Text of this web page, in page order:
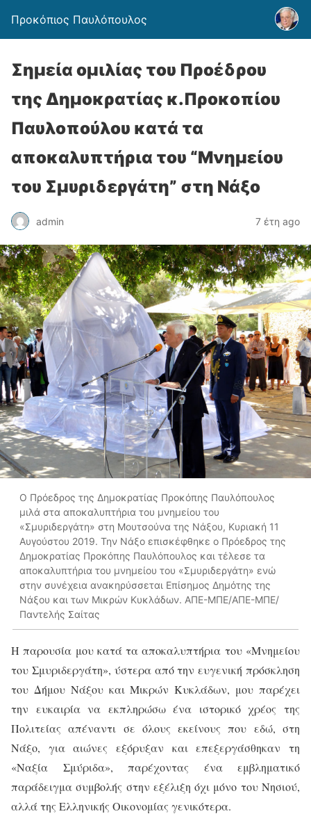
Προκόπιος Παυλόπουλος
Σημεία ομιλίας του Προέδρου
της Δημοκρατίας κ.Προκοπίου
Παυλοπούλου κατά τα
αποκαλυπτήρια του “Μνημείου
του Σμυριδεργάτη” στη Νάξο
admin 7 έτη ago
Ο Πρόεδρος της Δημοκρατίας Προκόπης Παυλόπουλος
μιλά στα αποκαλυπτήρια του μνημείου του
«Σμυριδεργάτη» στη Μουτσούνα της Νάξου, Κυριακή 11
Αυγούστου 2019. Την Νάξο επισκέφθηκε ο Πρόεδρος της
Δημοκρατίας Προκόπης Παυλόπουλος και τέλεσε τα
αποκαλυπτήρια του μνημείου του «Σμυριδεργάτη» ενώ
στην συνέχεια ανακηρύσσεται Επίσημος Δημότης της
Νάξου και των Μικρών Κυκλάδων. ΑΠΕ-ΜΠΕ/ΑΠΕ-ΜΠΕ/
Παντελής Σαίτας
Η παρουσία μου κατά τα αποκαλυπτήρια του «Μνημείου
του Σμυριδεργάτη», ύστερα από την ευγενική πρόσκληση
του Δήμου Νάξου και Μικρών Κυκλάδων, μου παρέχει
την ευκαιρία να εκπληρώσω ένα ιστορικό χρέος της
Πολιτείας απέναντι σε όλους εκείνους που εδώ, στη
Νάξο, για αιώνες εξόρυξαν και επεξεργάσθηκαν τη
«Ναξία Σμύριδα», παρέχοντας ένα εμβληματικό
παράδειγμα συμβολής στην εξέλιξη όχι μόνο του Νησιού,
αλλά της Ελληνικής Οικονομίας γενικότερα.